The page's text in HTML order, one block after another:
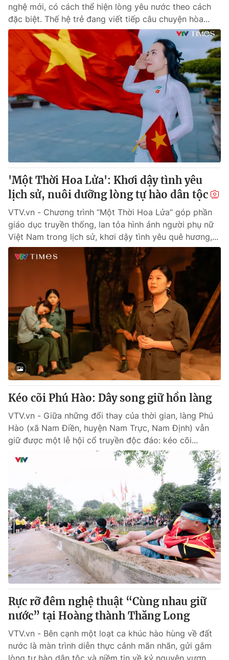
nghệ mới, có cách thể hiện lòng yêu nước theo cách
đặc biệt. Thế hệ trẻ đang viết tiếp câu chuyện hòa...
'Một Thời Hoa Lửa': Khơi dậy tình yêu
lịch sử, nuôi dưỡng lòng tự hào dân tộc
VTV.vn - Chương trình “Một Thời Hoa Lửa” góp phần
giáo dục truyền thống, lan tỏa hình ảnh người phụ nữ
Việt Nam trong lịch sử, khơi dậy tình yêu quê hương,...
Kéo cõi Phú Hào: Dây song giữ hồn làng
VTV.vn - Giữa những đổi thay của thời gian, làng Phú
Hào (xã Nam Điền, huyện Nam Trực, Nam Định) vẫn
giữ được một lễ hội cổ truyền độc đáo: kéo cõi...
Rực rỡ đêm nghệ thuật “Cùng nhau giữ
nước” tại Hoàng thành Thăng Long
VTV.vn - Bên cạnh một loạt ca khúc hào hùng về đất
nước là màn trình diễn thực cảnh mãn nhãn, gửi gắm
lòng tự hào dân tộc và niềm tin về kỷ nguyên vươn...